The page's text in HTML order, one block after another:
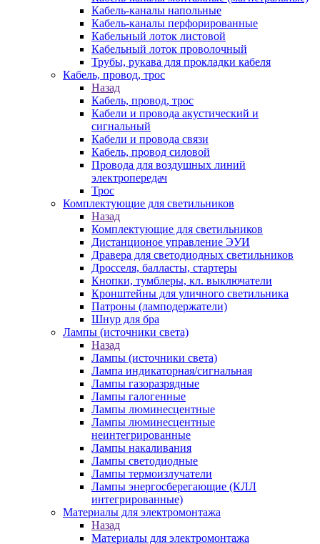
Кабель-каналы напольные
Кабель-каналы перфорированные
Кабельный лоток листовой
Кабельный лоток проволочный
Трубы, рукава для прокладки кабеля
Кабель, провод, трос
Назад
Кабель, провод, трос
Кабели и провода акустический и
сигнальный
Кабели и провода связи
Кабель, провод силовой
Провода для воздушных линий
электропередач
Трос
Комплектующие для светильников
Назад
Комплектующие для светильников
Дистанционое управление ЭУИ
Дравера для светодиодных светильников
Дросселя, балласты, стартеры
Кнопки, тумблеры, кл. выключатели
Кронштейны для уличного светильника
Патроны (ламподержатели)
Шнур для бра
Лампы (источники света)
Назад
Лампы (источники света)
Лампа индикаторная/сигнальная
Лампы газоразрядные
Лампы галогенные
Лампы люминесцентные
Лампы люминесцентные
неинтегрированные
Лампы накаливания
Лампы светодиодные
Лампы термоизлучатели
Лампы энергосберегающие (КЛЛ
интегрированные)
Материалы для электромонтажа
Назад
Материалы для электромонтажа